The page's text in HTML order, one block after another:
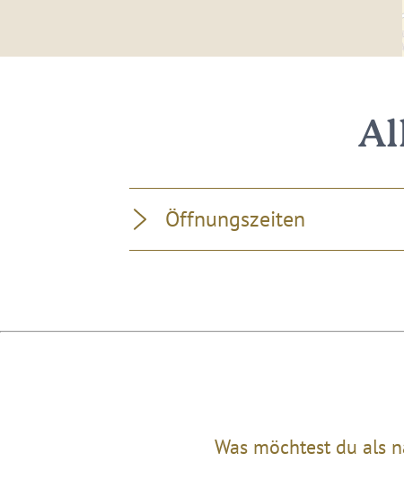
Öffnungszeiten
Was möchtest du als